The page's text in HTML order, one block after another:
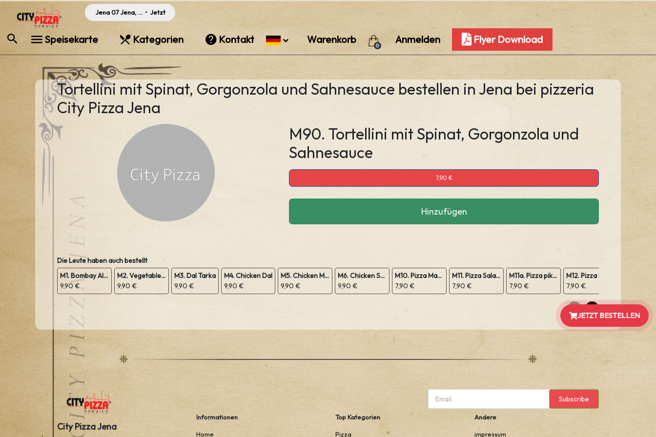
Jena 07 Jena, Germany
•Jetzt
Speisekarte Kategorien Kontakt Warenkorb
0
Anmelden Flyer Download
Tortellini mit Spinat, Gorgonzola und Sahnesauce bestellen in Jena bei pizzeria
City Pizza Jena
M90. Tortellini mit Spinat, Gorgonzola und
Sahnesauce
7,90 €
Hinzufügen
Die Leute haben auch bestellt
M1. Bombay Aloo
9,90 €
M2. Vegetable Sabji
9,90 €
M3. Dal Tarka
9,90 €
M4. Chicken Dal
9,90 €
M5. Chicken Mushroom
9,90 €
M6. Chicken Sabji
9,90 €
M10. Pizza Margeritha
7,90 €
M11. Pizza Salami
7,90 €
M11a. Pizza pikant Peperoniwurst
7,90 €
7,90 €
Subscribe
City Pizza Jena
Informationen
Home
Top Kategorien
Pizza
Andere
impressum
JETZT BESTELLEN